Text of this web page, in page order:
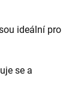
ideální pro
se a